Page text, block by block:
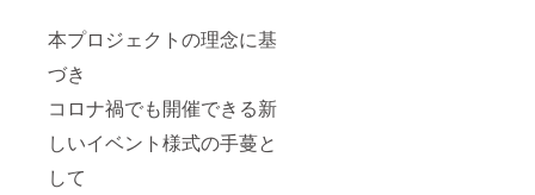
本プロジェクトの理念に基
づき
コロナ禍でも開催できる新
しいイベント様式の手蔓と
して